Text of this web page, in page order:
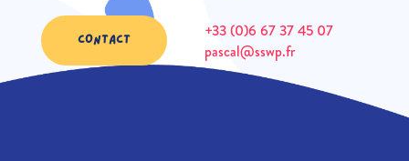
CONTACT
+33 (0)6 67 37 45 07
pascal@sswp.fr